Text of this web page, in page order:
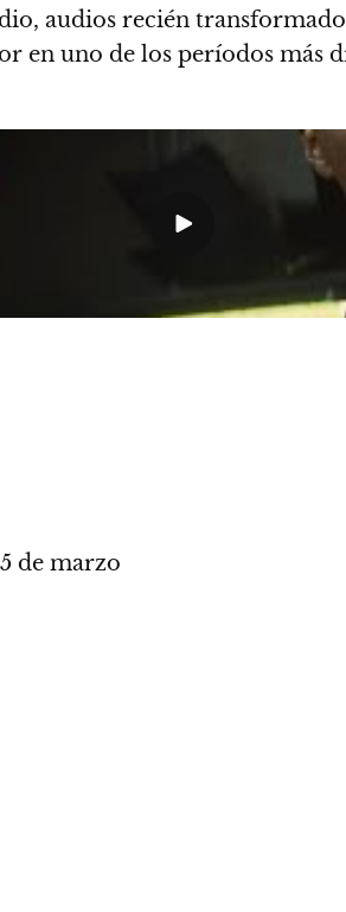
audios recién
en uno de los períodos más
de marzo